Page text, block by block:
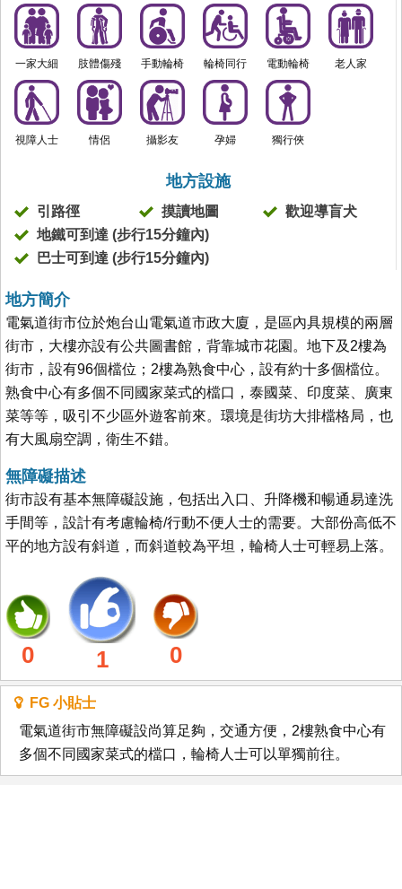
一家大細 肢體傷殘 手動輪椅 輪椅同行 電動輪椅 老人家
視障人士 情侶 攝影友 孕婦 獨行俠
地方設施
引路徑 摸讀地圖
歡迎導盲犬
地鐵可到達 (步行15分鐘內)
巴士可到達 (步行15分鐘內)
地方簡介
電氣道街市位於炮台山電氣道市政大廈，是區內具規模的兩層
街市，大樓亦設有公共圖書館，背靠城市花園。地下及2樓為
街市，設有96個檔位；2樓為熟食中心，設有約十多個檔位。
熟食中心有多個不同國家菜式的檔口，泰國菜、印度菜、廣東
菜等等，吸引不少區外遊客前來。環境是街坊大排檔格局，也
有大風扇空調，衛生不錯。
無障礙描述
街市設有基本無障礙設施，包括出入口、升降機和暢通易達洗
手間等，設計有考慮輪椅/行動不便人士的需要。大部份高低不
平的地方設有斜道，而斜道較為平坦，輪椅人士可輕易上落。
0 1 0
FG 小貼士
電氣道街市無障礙設尚算足夠，交通方便，2樓熟食中心有
多個不同國家菜式的檔口，輪椅人士可以單獨前往。